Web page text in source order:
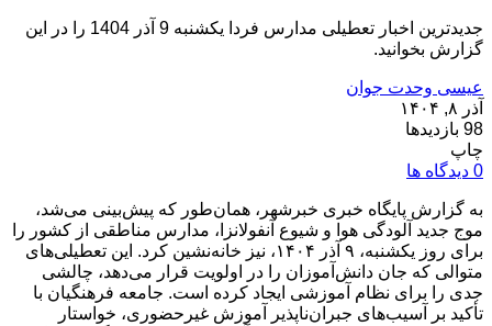
جدیدترین اخبار تعطیلی مدارس فردا یکشنبه 9 آذر 1404 را در این
گزارش بخوانید.
عیسی وحدت جوان
آذر ۸, ۱۴۰۴
98 بازدیدها
چاپ
0 دیدگاه ها
به گزارش پایگاه خبری خبرشهر، همان‌طور که پیش‌بینی می‌شد،
موج جدید آلودگی هوا و شیوع آنفولانزا، مدارس مناطقی از کشور را
برای روز یکشنبه، ۹ آذر ۱۴۰۴، نیز خانه‌نشین کرد. این تعطیلی‌های
متوالی که جان دانش‌آموزان را در اولویت قرار می‌دهد، چالشی
جدی را برای نظام آموزشی ایجاد کرده است. جامعه فرهنگیان با
تأکید بر آسیب‌های جبران‌ناپذیر آموزش غیرحضوری، خواستار